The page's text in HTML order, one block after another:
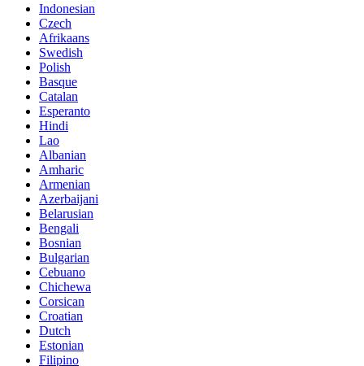
Indonesian
Czech
Afrikaans
Swedish
Polish
Basque
Catalan
Esperanto
Hindi
Lao
Albanian
Amharic
Armenian
Azerbaijani
Belarusian
Bengali
Bosnian
Bulgarian
Cebuano
Chichewa
Corsican
Croatian
Dutch
Estonian
Filipino